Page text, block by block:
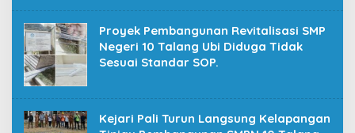
Proyek Pembangunan Revitalisasi SMP
Negeri 10 Talang Ubi Diduga Tidak
Sesuai Standar SOP.
Kejari Pali Turun Langsung Kelapangan